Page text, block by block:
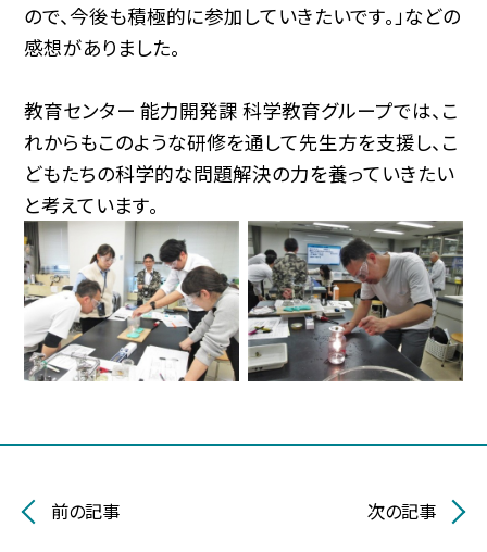
ので、今後も積極的に参加していきたいです。」などの
感想がありました。
教育センター 能力開発課 科学教育グループでは、こ
れからもこのような研修を通して先生方を支援し、こ
どもたちの科学的な問題解決の力を養っていきたい
と考えています。
前の記事 次の記事